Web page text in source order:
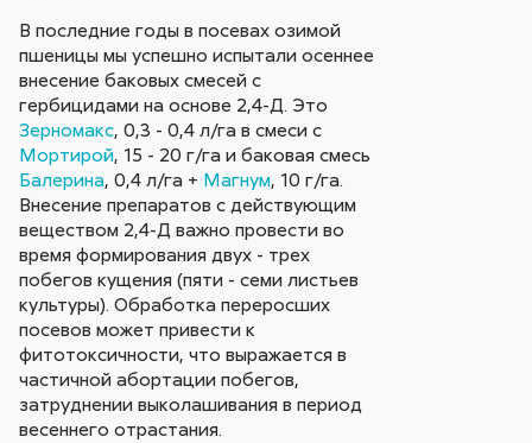
В последние годы в посевах озимой
пшеницы мы успешно испытали осеннее
внесение баковых смесей с
гербицидами на основе 2,4-Д. Это
Зерномакс, 0,3 - 0,4 л/га в смеси с
Мортирой, 15 - 20 г/га и баковая смесь
Балерина, 0,4 л/га + Магнум, 10 г/га.
Внесение препаратов с действующим
веществом 2,4-Д важно провести во
время формирования двух - трех
побегов кущения (пяти - семи листьев
культуры). Обработка переросших
посевов может привести к
фитотоксичности, что выражается в
частичной абортации побегов,
затруднении выколашивания в период
весеннего отрастания.